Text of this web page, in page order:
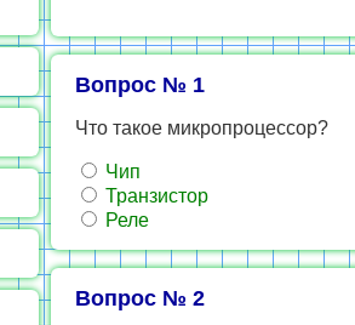
Вопрос № 1
Что такое микропроцессор?
Чип
Транзистор
Реле
Вопрос № 2